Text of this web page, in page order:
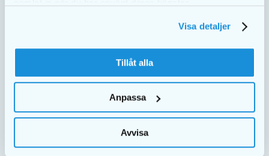
Visa detaljer
Tillåt alla
Anpassa
Avvisa
SPRÅK
SV